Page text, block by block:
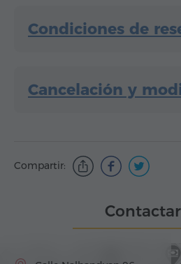
Condiciones de
Cancelación y
Compartir: